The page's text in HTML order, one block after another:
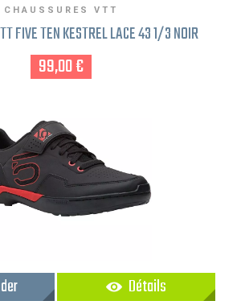
CHAUSSURES VTT
FIVE TEN KESTREL LACE 43 1/3 NOIR
99,00 €
Détails